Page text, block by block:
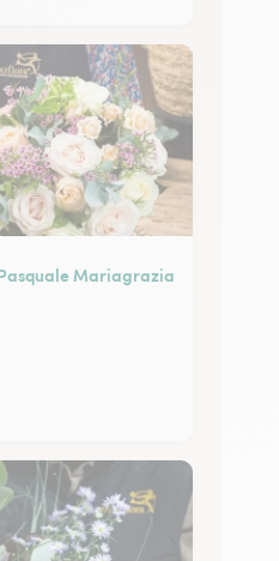
Mariagrazia